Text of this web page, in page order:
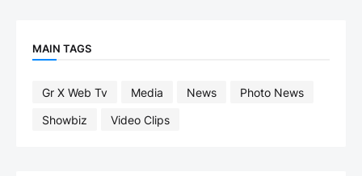
MAIN TAGS
Gr X Web Tv Media News
Photo News
Showbiz
Video Clips